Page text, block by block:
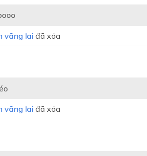
vãng laiđã xóa
vãng laiđã xóa